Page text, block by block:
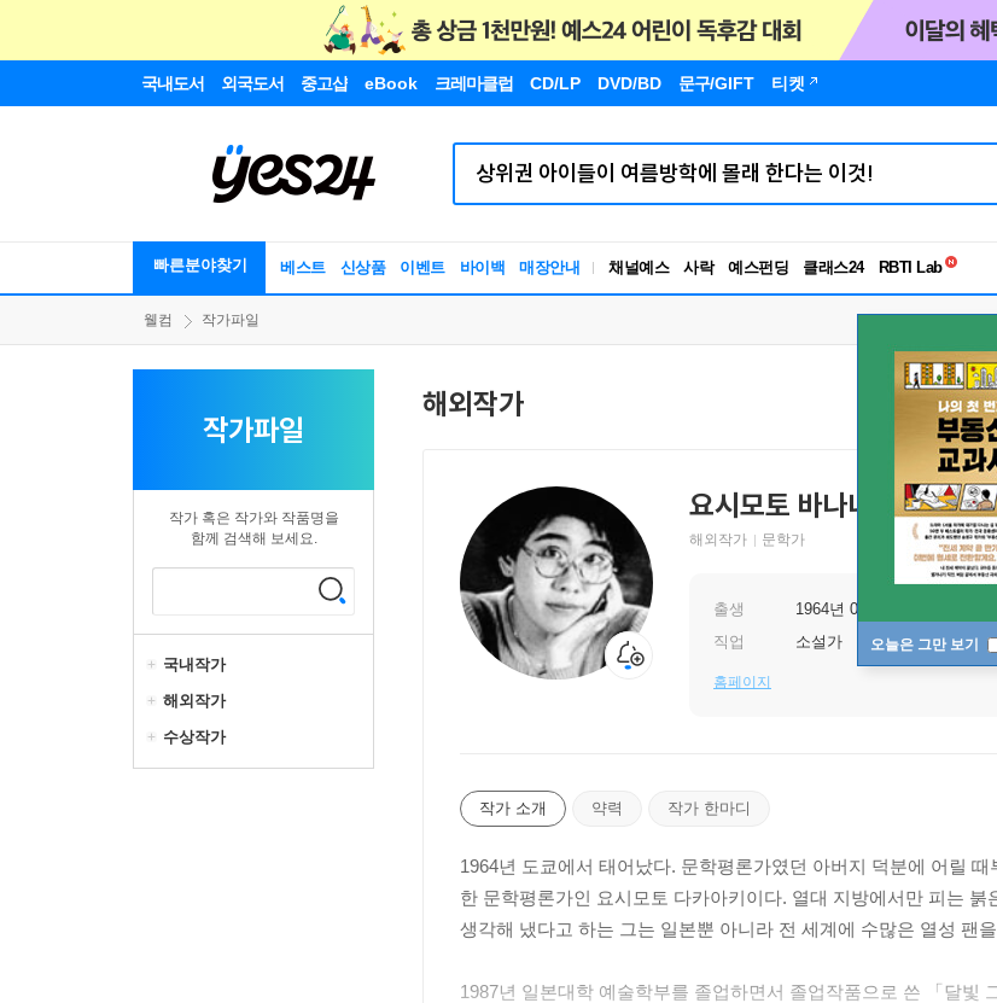
국내도서 외국도서 중고샵 eBook 크레마클럽 CD/LP DVD/BD 문구/GIFT 티켓
빠른분야찾기 베스트 신상품 이벤트 바이백 매장안내 채널예스 사락 예스펀딩 클래스24
독서유형검사
오늘은 그만 보기
웰컴 작가파일
작가파일
작가 혹은 작가와 작품명을
함께 검색해 보세요.
국내작가
해외작가
수상작가
해외작가
요시모토 바나나 Banana
해외작가
문학가
출생 1964년 07월 24일
직업
소설가
홈페이지
작가 소개 약력 작가 한마디
1964년 도쿄에서 태어났다. 문학평론가였던 아버지 덕분에 어릴
한 문학평론가인 요시모토 다카아키이다. 열대 지방에서만 피는 붉
생각해 냈다고 하는 그는 일본뿐 아니라 전 세계에 수많은 열성 팬
1987년 일본대학 예술학부를 졸업하면서 졸업작품으로 쓴 「달빛